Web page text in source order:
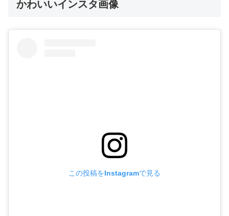
かわいいインスタ画像
この投稿をInstagramで見る